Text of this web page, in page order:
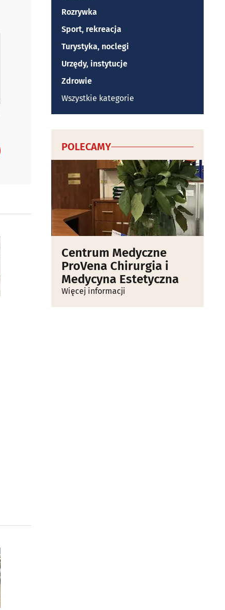
Rozrywka
Sport, rekreacja
Turystyka, noclegi
Urzędy, instytucje
Zdrowie
Wszystkie kategorie
POLECAMY
Centrum Medyczne
ProVena Chirurgia i
Medycyna Estetyczna
Więcej informacji